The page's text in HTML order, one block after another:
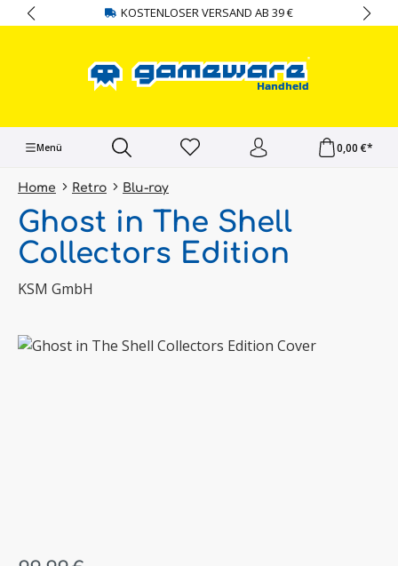
springen KOSTENLOSER VERSAND AB 39 €
Menü 0,00 €*
Home Retro Blu-ray
Ghost in The Shell
Collectors Edition
KSM GmbH
Bildergalerie überspringen